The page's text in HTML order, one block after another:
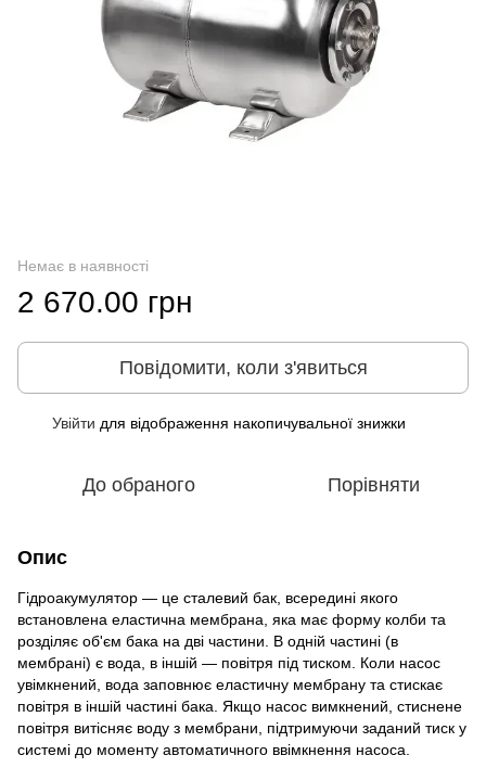
Немає в наявності
2 670.00 грн
Повідомити, коли з'явиться
Увійти для відображення накопичувальної знижки
До обраного Порівняти
Опис
Гідроакумулятор — це сталевий бак, всередині якого
встановлена еластична мембрана, яка має форму колби та
розділяє об'єм бака на дві частини. В одній частині (в
мембрані) є вода, в іншій — повітря під тиском. Коли насос
увімкнений, вода заповнює еластичну мембрану та стискає
повітря в іншій частині бака. Якщо насос вимкнений, стиснене
повітря витісняє воду з мембрани, підтримуючи заданий тиск у
системі до моменту автоматичного ввімкнення насоса.